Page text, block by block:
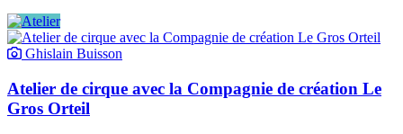
Ghislain Buisson
Atelier de cirque avec la Compagnie de création Le
Gros Orteil